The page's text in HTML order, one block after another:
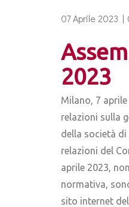
07 Aprile 2023 |
2023
Milano, 7
relazioni sulla
della società
relazioni del
aprile 2023,
normativa,
sito internet